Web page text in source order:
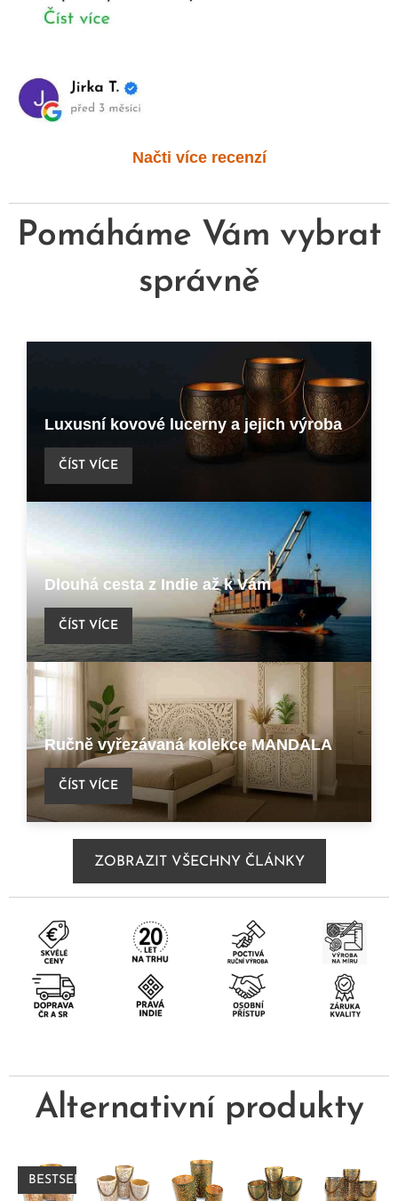
Načti více recenzí
Pomáháme Vám vybrat
správně
Luxusní kovové lucerny a jejich výroba
ČÍST VÍCE
Dlouhá cesta z Indie až k Vám
ČÍST VÍCE
Ručně vyřezávaná kolekce MANDALA
ČÍST VÍCE
ZOBRAZIT VŠECHNY ČLÁNKY
Alternativní produkty
BESTSELLER